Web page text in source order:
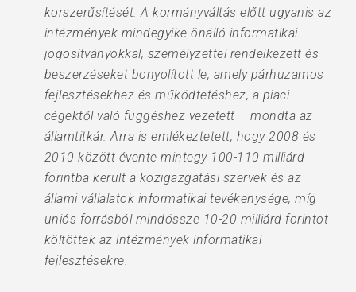
korszerűsítését. A kormányváltás előtt ugyanis az
intézmények mindegyike önálló informatikai
jogosítványokkal, személyzettel rendelkezett és
beszerzéseket bonyolított le, amely párhuzamos
fejlesztésekhez és működtetéshez, a piaci
cégektől való függéshez vezetett – mondta az
államtitkár. Arra is emlékeztetett, hogy 2008 és
2010 között évente mintegy 100-110 milliárd
forintba került a közigazgatási szervek és az
állami vállalatok informatikai tevékenysége, míg
uniós forrásból mindössze 10-20 milliárd forintot
költöttek az intézmények informatikai
fejlesztésekre.